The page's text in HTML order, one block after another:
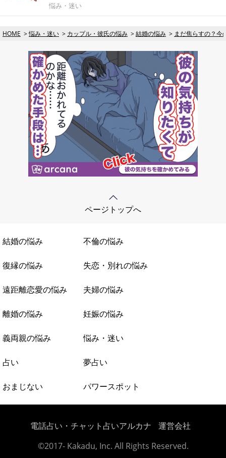
悩み・迷い
HOME 悩み・迷い カップル・彼氏の悩み 結婚の悩み まだ焦らすの？今
ページトップへ
結婚の悩み 不倫の悩み
復縁の悩み 失恋・別れの悩み
遠距離恋愛の悩み 夫婦の悩み
離婚の悩み 妊娠の悩み
義両親の悩み 悩み・迷い
占い 夢占い
おまじない パワースポット
電話占い・チャット占いアルカナ
運営会社
©2017- Kakadu, Inc. All Rights Reserved.